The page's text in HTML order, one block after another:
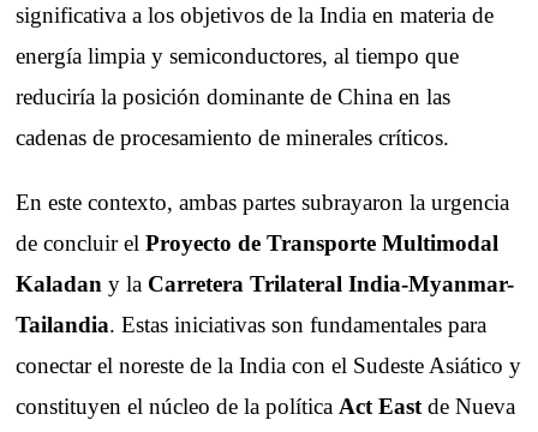
significativa a los objetivos de la India en materia de
energía limpia y semiconductores, al tiempo que
reduciría la posición dominante de China en las
cadenas de procesamiento de minerales críticos.
En este contexto, ambas partes subrayaron la urgencia
de concluir elProyecto de Transporte Multimodal
Kaladan y la Carretera Trilateral India-Myanmar-
Tailandia. Estas iniciativas son fundamentales para
conectar el noreste de la India con el Sudeste Asiático y
constituyen el núcleo de la política Act East de Nueva